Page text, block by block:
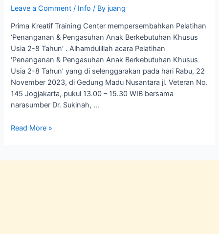
Leave a Comment / Info / By juang
Prima Kreatif Training Center mempersembahkan Pelatihan
‘Penanganan & Pengasuhan Anak Berkebutuhan Khusus
Usia 2-8 Tahun’ . Alhamdulillah acara Pelatihan
‘Penanganan & Pengasuhan Anak Berkebutuhan Khusus
Usia 2-8 Tahun’ yang di selenggarakan pada hari Rabu, 22
November 2023, di Gedung Madu Nusantara jl. Veteran No.
145 Jogjakarta, pukul 13.00 – 15.30 WIB bersama
narasumber Dr. Sukinah, …
Read More »